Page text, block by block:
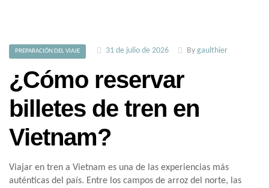
PREPARACIÓN DEL VIAJE 31 de julio de 2026 By gaulthier
¿Cómo reservar
billetes de tren en
Vietnam?
Viajar en tren a Vietnam es una de las experiencias más
auténticas del país. Entre los campos de arroz del norte, las